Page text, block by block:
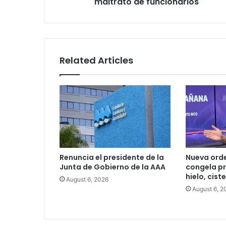
Related Articles
Renuncia el presidente de la
Junta de Gobierno de la AAA
August 6, 2026
Nueva
congela
hielo,
August 6,